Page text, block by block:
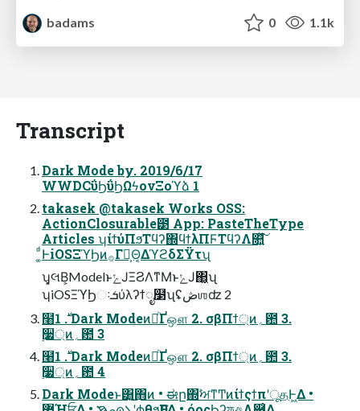
badams
0 1.1k
Transcript
Dark Mode by. 2019/6/17
WWDCΰϦΰϦΩϟονΞοϓձ 1
takasek @takasek Works OSS:
ActionClosurable౳ App: PasteTheType
Articles ʮίϯύΠϧΤϥʔ΍ϥϯλΠϜΤϥʔΛ௚͍ͯ͘͠
͚ͩͰiOSΞϓϦͷ࡞Γํ͕Θ͔ΔϓϩδΣΫτʯ
ʮ͓લΒ͕ModelͱݺͿΞϨΛͳΜͱݺͿ΂͖͔ʯ
ʮiOSΞϓϦઃܭύλʔϯೖ໳ʯʢڞஶʣ 2
໨࣍ 1. Dark ModeͷཱͪҐஔ 2. σβΠϯ্ͷ؍఺ 3.
࣮૷্ͷ؍఺ 3
໨࣍ 1. Dark ModeͷཱͪҐஔ 2. σβΠϯ্ͷ؍఺ 3.
࣮૷্ͷ؍఺ 4
Dark Modeͱ͸͜͏͍͏΋ͷ • ಈը΍ࣸਅͳͲͷίϯςϯπʹूதͰ͖Δ •